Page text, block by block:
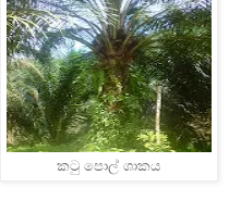
කටු පොල් ශාකය